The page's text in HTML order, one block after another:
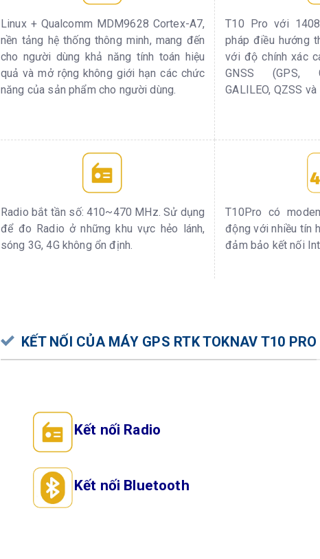
Linux + Qualcomm MDM9628 Cortex-A7,
nền tảng hệ thống thông minh, mang đến
cho người dùng khả năng tính toán hiệu
quả và mở rộng không giới hạn các chức
năng của sản phẩm cho người dùng.
T10 Pro với
pháp điều hướng
với độ chính xác
GNSS (GPS,
GALILEO, QZSS và
Radio bắt tần số: 410~470 MHz. Sử dụng
để đo Radio ở những khu vực hẻo lánh,
sóng 3G, 4G không ổn định.
T10Pro có
động với nhiều tín
đảm bảo kết nối
KẾT NỐI CỦA MÁY GPS RTK TOKNAV T10 PRO
Kết nối Radio
Kết nối Bluetooth